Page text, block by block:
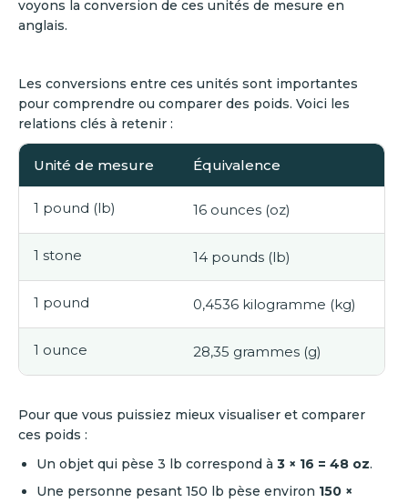
voyons la conversion de ces unités de mesure en
anglais.
Les conversions entre ces unités sont importantes
pour comprendre ou comparer des poids. Voici les
relations clés à retenir :
Unité de mesure Équivalence
1 pound (lb) 16 ounces (oz)
1 stone 14 pounds (lb)
1 pound 0,4536 kilogramme (kg)
1 ounce 28,35 grammes (g)
Pour que vous puissiez mieux visualiser et comparer
ces poids :
Un objet qui pèse 3 lb correspond à 3 × 16 = 48 oz.
Une personne pesant 150 lb pèse environ 150 ×